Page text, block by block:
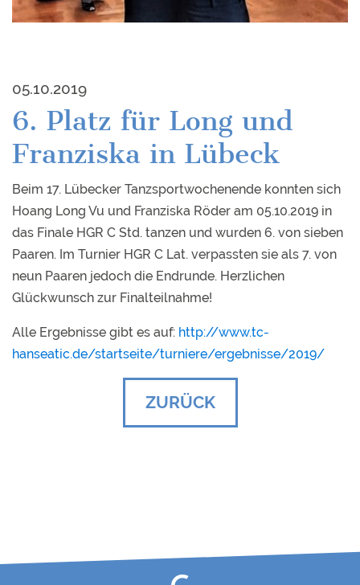
05.10.2019
6. Platz für Long und
Franziska in Lübeck
Beim 17. Lübecker Tanzsportwochenende konnten sich
Hoang Long Vu und Franziska Röder am 05.10.2019 in
das Finale HGR C Std. tanzen und wurden 6. von sieben
Paaren. Im Turnier HGR C Lat. verpassten sie als 7. von
neun Paaren jedoch die Endrunde. Herzlichen
Glückwunsch zur Finalteilnahme!
Alle Ergebnisse gibt es auf: http://www.tc-
hanseatic.de/startseite/turniere/ergebnisse/2019/
ZURÜCK